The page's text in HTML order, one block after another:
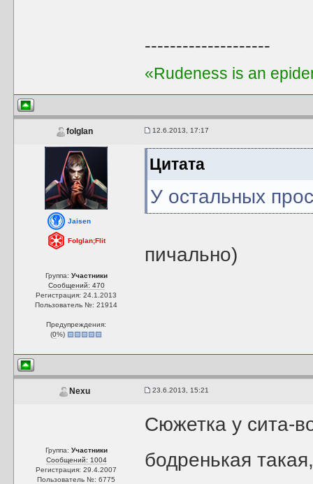
--------------------
«Rudeness is an
folglan 12.6.2013, 17:17
Jaisen
Folglan;Flit
Группа: Участники
Сообщений: 470
Регистрация: 24.1.2013
Пользователь №: 21914
Предупреждения:
(0%)
Цитата
У остальных
пичально)
Nexu 23.6.2013, 15:21
Группа: Участники
Сообщений: 1004
Регистрация: 29.4.2007
Пользователь №: 6775
Сюжетка у сита-
бодренькая